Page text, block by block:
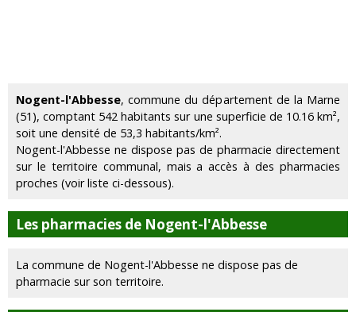
Nogent-l'Abbesse, commune du département de la Marne
(51), comptant 542 habitants sur une superficie de 10.16 km²,
soit une densité de 53,3 habitants/km².
Nogent-l'Abbesse ne dispose pas de pharmacie directement
sur le territoire communal, mais a accès à des pharmacies
proches (voir liste ci-dessous).
Les pharmacies de Nogent-l'Abbesse
La commune de Nogent-l'Abbesse ne dispose pas de
pharmacie sur son territoire.